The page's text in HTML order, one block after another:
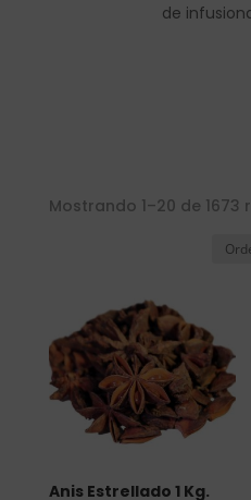
de
Mostrando 1–20 de 1673
Anis Estrellado 1 Kg.